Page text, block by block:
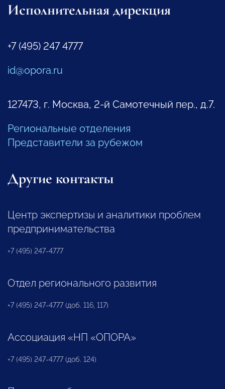
Исполнительная дирекция
+7 (495) 247 4777
id@opora.ru
127473, г. Москва, 2-й Самотечный пер., д.7.
Региональные отделения
Представители за рубежом
Другие контакты
Центр экспертизы и аналитики проблем
предпринимательства
+7 (495) 247-4777
Отдел регионального развития
+7 (495) 247-4777 (доб. 116, 117)
Ассоциация «НП «ОПОРА»
+7 (495) 247-4777 (доб. 124)